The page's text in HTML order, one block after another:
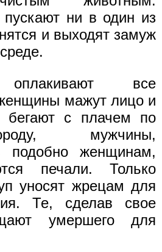
ни в один из
и выходят замуж
все
мажут лицо и
бегают с плачем по
мужчины,
подобно женщинам,
печали. Только
уносят жрецам для
Те, сделав свое
умершего для